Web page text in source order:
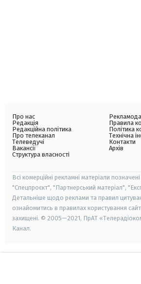
Про нас
Редакція
Редакційна політика
Про телеканал
Телеведучі
Вакансії
Структура власності
Правила
Політика
Технічна
Контакти
Архів
Всі комерційні рекламні матеріали
"Спецпроєкт", "Партнерський матеріал",
Детальніше щодо реклами та правил
ознайомитись в правилах користування
захищені. © 2005—2021, ПрАТ
Канал.